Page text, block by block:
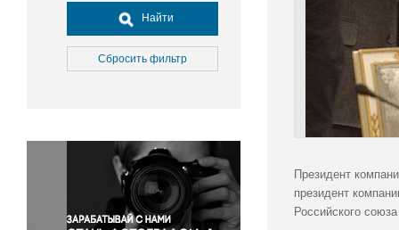
Досуг, туризм и отдых
Культура
Медицина
Окружающая среда
Политика
Правосудие
Происшествия и конфликты
Найти
Сбросить фильтр
Президент
президент
Российского